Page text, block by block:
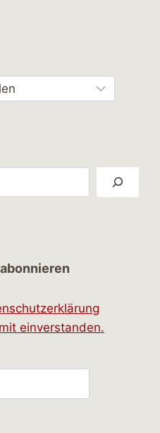
einverstanden.